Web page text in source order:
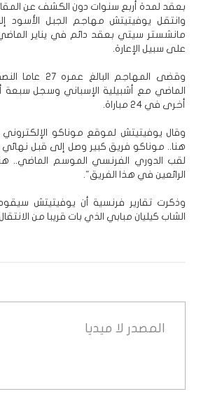
بعقد لمدة أربع سنوات دون الكشف عن المقابل
وانتقل يوفيتيتش مهاجم الجبل الأسود
على سبيل الإعارة.
وقضى المهاجم
أخرى في 24 مباراة.
وقال يوفيتيتش لموقع موناكو الإلكتروني
هنا.. موناكو فريق كبير وصل إلى قبل نهائي
لقب الدوري الفرنسي الموسم الماضي..
الرائعين في هذا الفريق".
وذكرت تقارير فرنسية أن يوفيتيتش
الشاب كيليان مبابي الذي بات قريبا من
المصدر لا ميديا